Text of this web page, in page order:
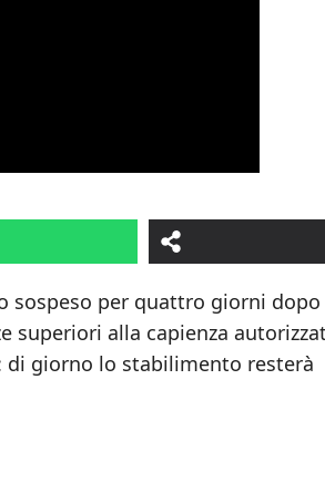
sospeso per quattro giorni
superiori alla capienza
giorno lo stabilimento resterà